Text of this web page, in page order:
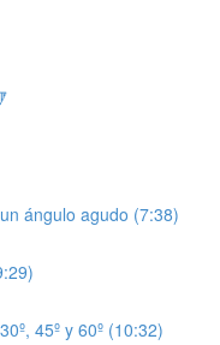
ángulo agudo (7:38)
45º y 60º (10:32)